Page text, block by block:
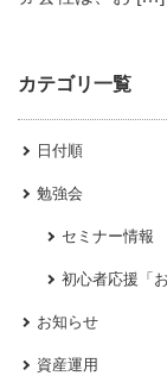
カテゴリ一覧
日付順
勉強会
セミナー情報
初心者応援「
お知らせ
資産運用